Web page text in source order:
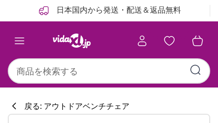
日本国内から発送・配送＆返品無料
戻る: アウトドアベンチチェア